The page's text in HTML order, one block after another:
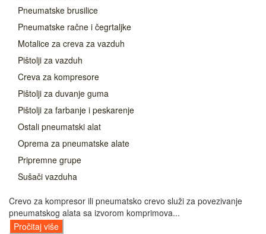
Pneumatske brusilice
Pneumatske račne i čegrtaljke
Motalice za creva za vazduh
Pištolji za vazduh
Creva za kompresore
Pištolji za duvanje guma
Pištolji za farbanje i peskarenje
Ostali pneumatski alat
Oprema za pneumatske alate
Pripremne grupe
Sušači vazduha
Crevo za kompresor ili pneumatsko crevo služi za povezivanje
pneumatskog alata sa izvorom komprimova...
Pročitaj više